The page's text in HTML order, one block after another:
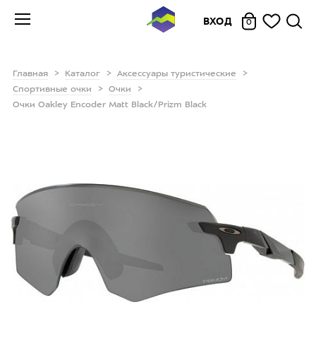
ВХОД 0
Главная Каталог
Аксессуары туристические
Спортивные очки
Очки
Очки Oakley Encoder Matt Black/Prizm Black